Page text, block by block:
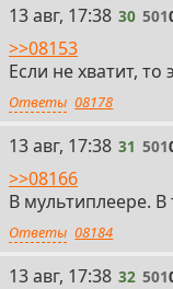
30
13 авг, 17:38 30 501
>>08153
Если не хватит, то
Ответы 08178
31
13 авг, 17:38 31 501
>>08166
В мультиплеере. В
Ответы 08184
32
13 авг, 17:38 32 501